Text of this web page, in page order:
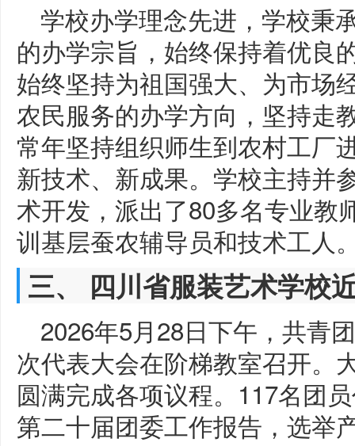
学校办学理念先进，学校秉
的办学宗旨，始终保持着优良
始终坚持为祖国强大、为市场
农民服务的办学方向，坚持走
常年坚持组织师生到农村工厂
新技术、新成果。学校主持并
术开发，派出了80多名专业教
训基层蚕农辅导员和技术工人
三、 四川省服装艺术学校
2026年5月28日下午，共青
次代表大会在阶梯教室召开。
圆满完成各项议程。117名团
第二十届团委工作报告，选举